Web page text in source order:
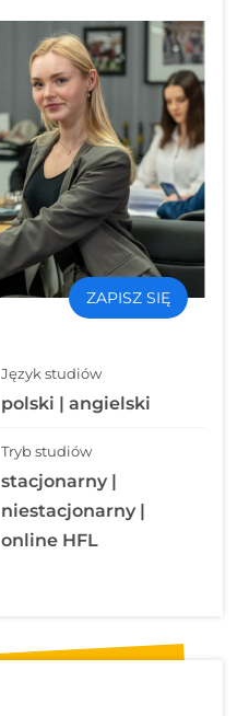
ZAPISZ SIĘ
Język studiów
polski | angielski
Tryb studiów
stacjonarny |
niestacjonarny |
online HFL